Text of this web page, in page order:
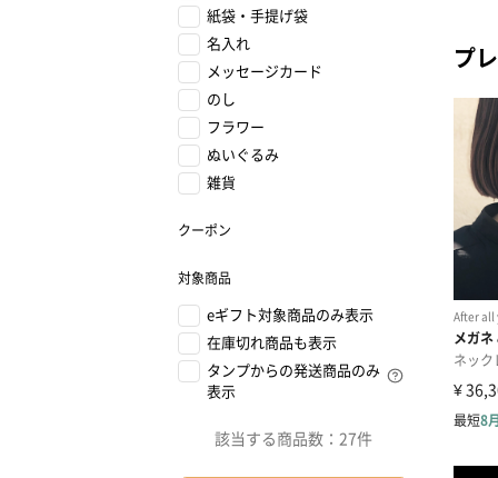
紙袋・手提げ袋
名入れ
メッセージカード
のし
フラワー
ぬいぐるみ
雑貨
クーポン
対象商品
eギフト対象商品のみ表示
在庫切れ商品も表示
タンプからの発送商品のみ
表示
該当する商品数： 27件
プ